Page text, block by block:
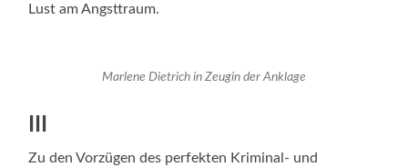
Lust am Angsttraum.
Marlene Dietrich in Zeugin der Anklage
Zu den Vorzügen des perfekten Kriminal- und